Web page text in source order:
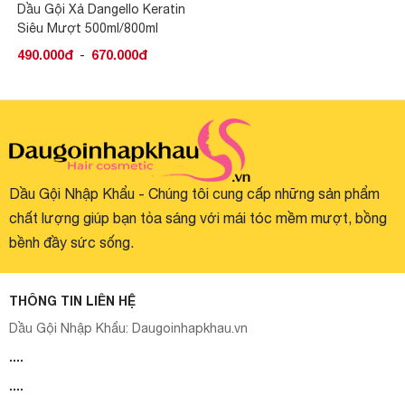
Dầu Gội Xả Dangello Keratin
Siêu Mượt 500ml/800ml
490.000đ - 670.000đ
Dầu Gội Nhập Khẩu - Chúng tôi cung cấp những sản phẩm
chất lượng giúp bạn tỏa sáng với mái tóc mềm mượt, bồng
bềnh đầy sức sống.
THÔNG TIN LIÊN HỆ
Dầu Gội Nhập Khẩu: Daugoinhapkhau.vn
....
....